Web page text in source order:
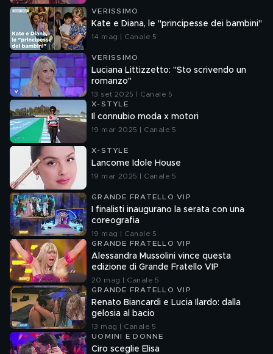
VERISSIMO
Kate e Diana, le "principesse dei bambini"
14 mag | Canale 5
VERISSIMO
Luciana Littizzetto: "Sto scrivendo un
romanzo"
13 set 2025 | Canale 5
X-STYLE
Il connubio moda x motori
19 mar 2025 | Canale 5
X-STYLE
Lancome Idole House
19 mar 2025 | Canale 5
GRANDE FRATELLO VIP
I finalisti inaugurano la serata con una
coreografia
19 mag | Canale 5
GRANDE FRATELLO VIP
Alessandra Mussolini vince questa
edizione di Grande Fratello VIP
20 mag | Canale 5
GRANDE FRATELLO VIP
Renato Biancardi e Lucia Ilardo: dalla
gelosia al bacio
13 mag | Canale 5
UOMINI E DONNE
Ciro sceglie Elisa